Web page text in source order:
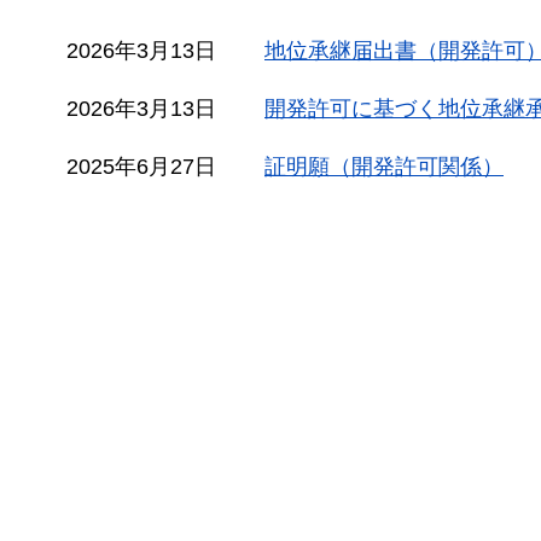
2026年3月13日 地位承継届出書（開発許可）
2026年3月13日 開発許可に基づく地位承継
2025年6月27日 証明願（開発許可関係）